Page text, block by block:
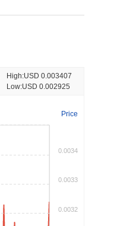
High:USD 0.003407
Low:USD 0.002925
Price
0.0032
0.0033
0.0034